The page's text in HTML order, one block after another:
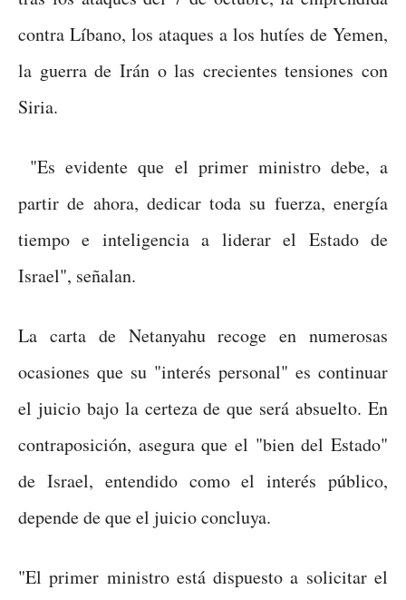
contra Líbano, los ataques a los hutíes de Yemen,
la guerra de Irán o las crecientes tensiones con
Siria.
"Es evidente que el primer ministro debe, a
partir de ahora, dedicar toda su fuerza, energía
tiempo e inteligencia a liderar el Estado de
Israel", señalan.
La carta de Netanyahu recoge en numerosas
ocasiones que su "interés personal" es continuar
el juicio bajo la certeza de que será absuelto. En
contraposición, asegura que el "bien del Estado"
de Israel, entendido como el interés público,
depende de que el juicio concluya.
"El primer ministro está dispuesto a solicitar el